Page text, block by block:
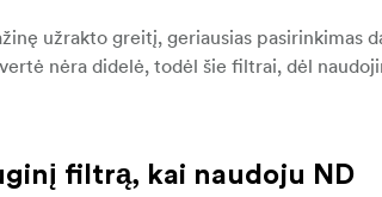
užrakto greitį, geriausias pasirinkimas
nėra didelė, todėl šie filtrai, dėl
filtrą, kai naudoju ND